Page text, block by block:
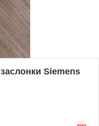
Siemens